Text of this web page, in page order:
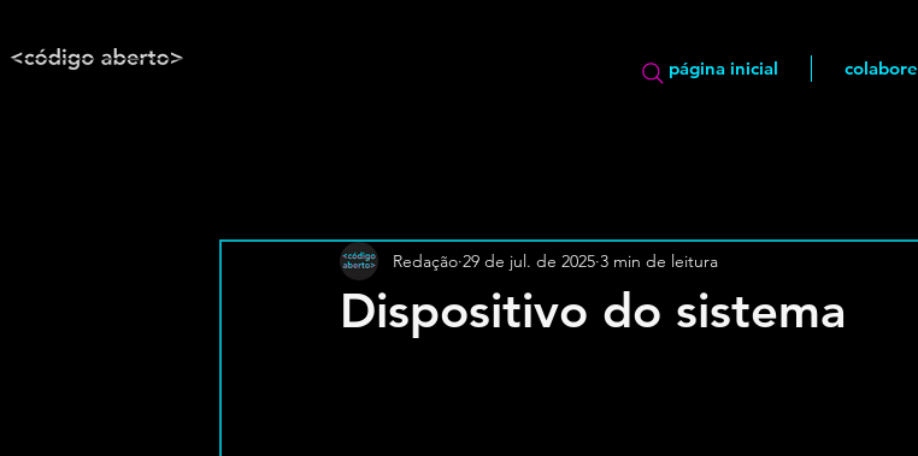
página inicial colabore
Dispositivo do sistema
Redação 29 de jul. de 2025 3 min de leitura